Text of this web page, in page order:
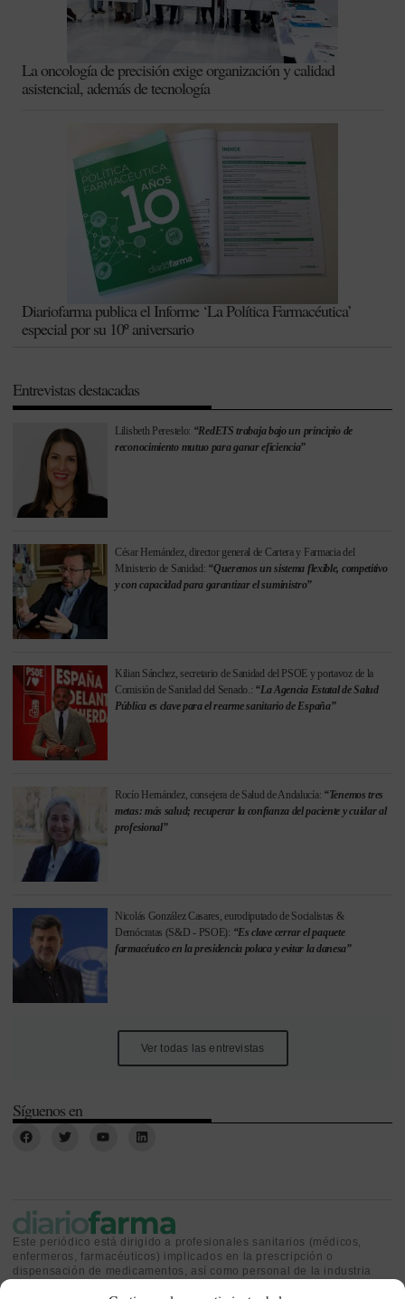
La oncología de precisión exige organización y calidad
asistencial, además de tecnología
Diariofarma publica el Informe ‘La Política Farmacéutica’
especial por su 10º aniversario
Entrevistas destacadas
Lilisbeth Perestelo: “RedETS trabaja bajo un principio de
reconocimiento mutuo para ganar eficiencia”
César Hernández, director general de Cartera y Farmacia del
Ministerio de Sanidad: “Queremos un sistema flexible, competitivo
y con capacidad para garantizar el suministro”
Kilian Sánchez, secretario de Sanidad del PSOE y portavoz de la
Comisión de Sanidad del Senado.: “La Agencia Estatal de Salud
Pública es clave para el rearme sanitario de España”
Rocío Hernández, consejera de Salud de Andalucía: “Tenemos tres
metas: más salud; recuperar la confianza del paciente y cuidar al
profesional”
Nicolás González Casares, eurodiputado de Socialistas &
Demócratas (S&D - PSOE): “Es clave cerrar el paquete
farmacéutico en la presidencia polaca y evitar la danesa”
Ver todas las entrevistas
Síguenos en
Este periódico está dirigido a profesionales sanitarios (médicos,
enfermeros, farmacéuticos) implicados en la prescripción o
dispensación de medicamentos, así como personal de la industria